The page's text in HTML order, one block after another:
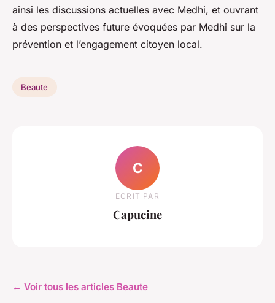
ainsi les discussions actuelles avec Medhi, et ouvrant
à des perspectives future évoquées par Medhi sur la
prévention et l’engagement citoyen local.
Beaute
C
ECRIT PAR
Capucine
← Voir tous les articles Beaute